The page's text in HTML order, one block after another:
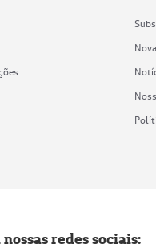
nossas redes sociais: